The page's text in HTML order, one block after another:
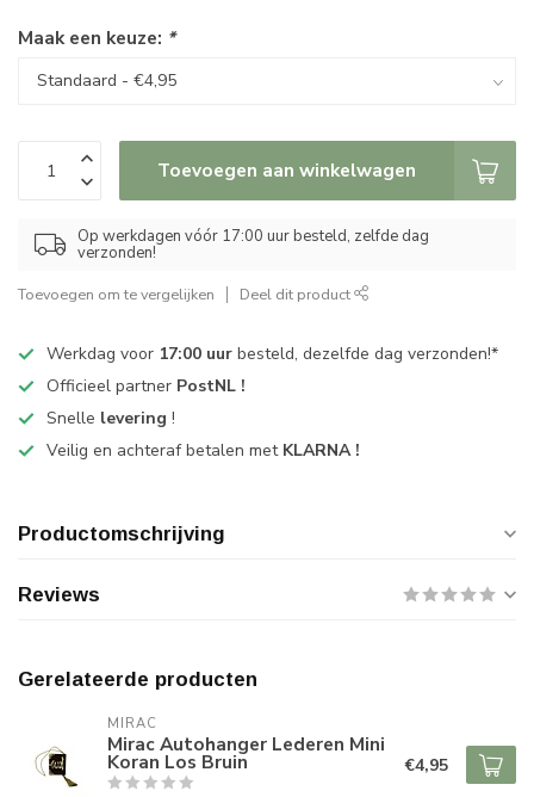
Maak een keuze: *
Toevoegen aan winkelwagen
Op werkdagen vóór 17:00 uur besteld, zelfde dag
verzonden!
Toevoegen om te vergelijken Deel dit product
Werkdag voor 17:00 uur besteld, dezelfde dag verzonden!*
Officieel partner PostNL !
Snelle levering !
Veilig en achteraf betalen met KLARNA !
Productomschrijving
Reviews
Gerelateerde producten
MIRAC
Mirac Autohanger Lederen Mini
Koran Los Bruin €4,95